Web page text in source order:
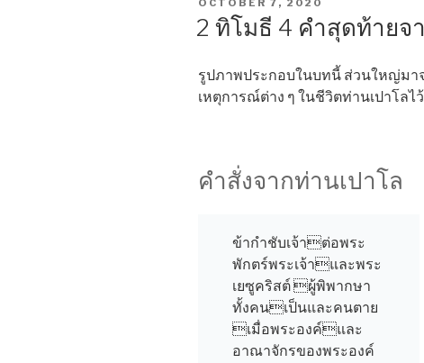
2 ทิโมธี 4 คำสุดท้ายจ
รูปภาพประกอบในบทนี้ ส่วนใหญ่มา
เหตุการณ์ต่าง ๆ ในชีวิตท่านเปาโลไว้
คำสั่งจากท่านเปาโล
ข้ากำชับเจ้าต่อพระ
พักตร์พระเจ้าและพระ
เยซูคริสต์ ผู้พิพากษา
ทั้งคนเป็นและคนตาย
เมื่อพระองค์และ
อาณาจักรของพระองค์